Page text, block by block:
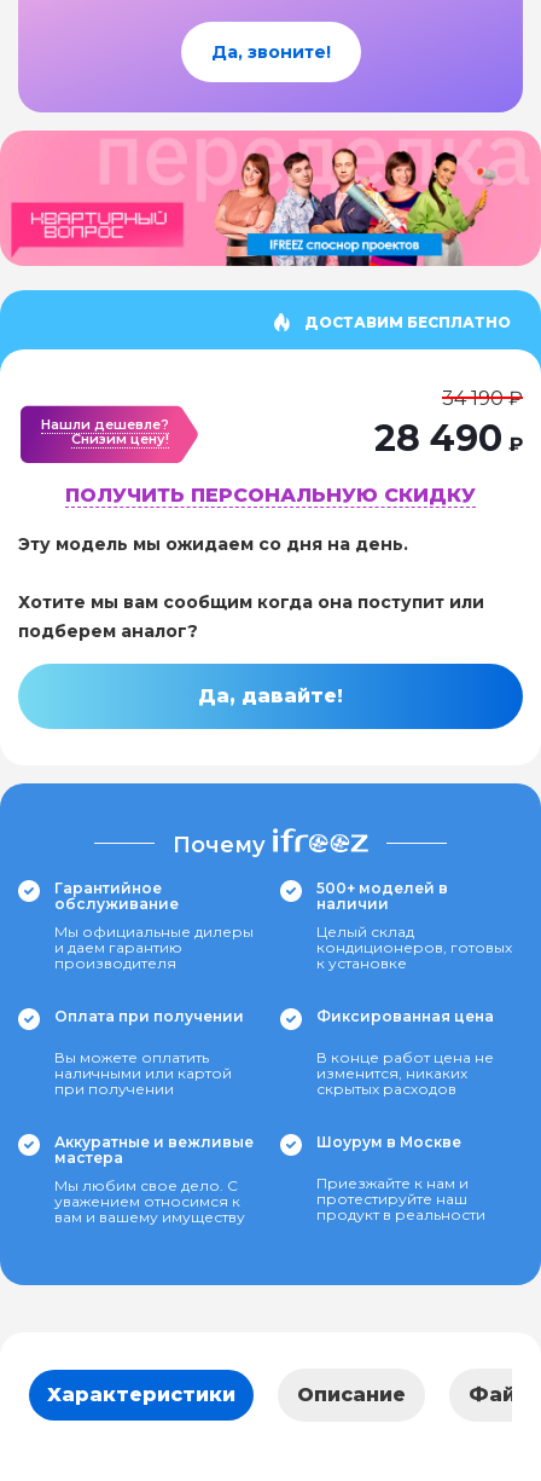
Да, звоните!
ДОСТАВИМ БЕСПЛАТНО
Нашли дешевле?
Cнизим цену!
34 190 ₽
28 490 ₽
ПОЛУЧИТЬ ПЕРСОНАЛЬНУЮ СКИДКУ
Эту модель мы ожидаем со дня на день.
Хотите мы вам сообщим когда она поступит или
подберем аналог?
Да, давайте!
Почему
Гарантийное
обслуживание
Мы официальные дилеры
и даем гарантию
производителя
500+ моделей в
наличии
Целый склад
кондиционеров, готовых
к установке
Оплата при получении
Вы можете оплатить
наличными или картой
при получении
Фиксированная цена
В конце работ цена не
изменится, никаких
скрытых расходов
Аккуратные и вежливые
мастера
Мы любим свое дело. С
уважением относимся к
вам и вашему имуществу
Шоурум в Москве
Приезжайте к нам и
протестируйте наш
продукт в реальности
Характеристики Описание